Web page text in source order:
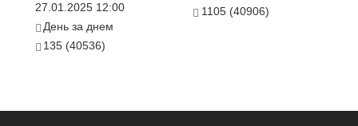
27.01.2025 12:00
День за днем
135 (40536)
1105 (40906)